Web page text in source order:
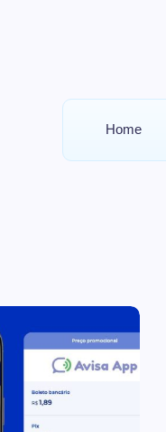
Home